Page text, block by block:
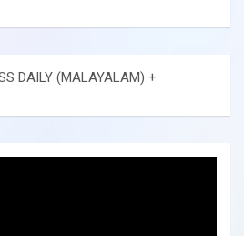
DAILY (MALAYALAM) +